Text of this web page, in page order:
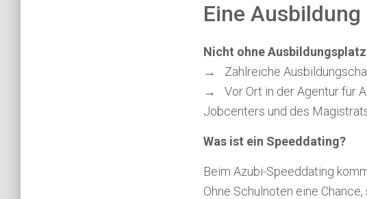
Eine
Nicht ohne
→ Zahlreiche
→ Vor Ort in der Agentur für
Jobcenters und des
Was ist ein Speeddating?
Beim Azubi-Speeddating
Ohne Schulnoten eine